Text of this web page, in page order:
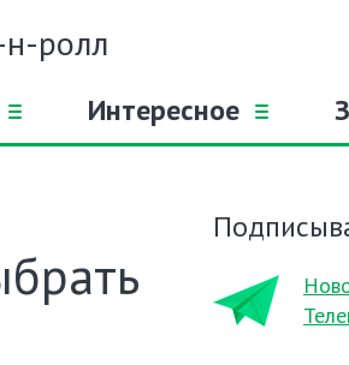
н-ролл
Интересное